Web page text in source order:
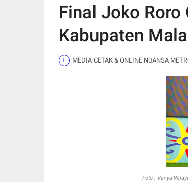
Final Joko
Kabupaten
MEDIA CETAK & ONLINE NUANSA
Foto : Vanya